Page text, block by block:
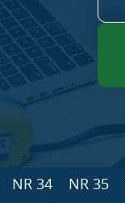
NR 34 NR 35